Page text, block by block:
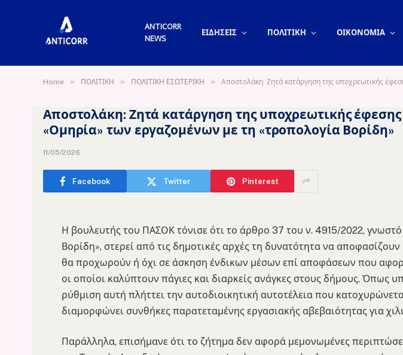
ANTICORR
NEWS
ΕΙΔΗΣΕΙΣ ΠΟΛΙΤΙΚΗ ΟΙΚΟΝΟΜΙΑ
Home » ΠΟΛΙΤΙΚΗ » ΠΟΛΙΤΙΚΗ ΕΣΩΤΕΡΙΚΗ » Αποστολάκη: Ζητά κατάργηση της υποχρεωτικής
Αποστολάκη: Ζητά κατάργηση της υποχρεωτικής
«Ομηρία» των εργαζομένων με τη «τροπολογία Βορίδη»
11/05/2026
Facebook Twitter Pinterest
Η βουλευτής του ΠΑΣΟΚ τόνισε ότι το άρθρο 37 του ν. 4915/2022,
Βορίδη», στερεί από τις δημοτικές αρχές τη δυνατότητα να
θα προχωρούν ή όχι σε άσκηση ένδικων μέσων επί αποφάσεων που
οι οποίοι καλύπτουν πάγιες και διαρκείς ανάγκες στους δήμους. Όπως
ρύθμιση αυτή πλήττει την αυτοδιοικητική αυτοτέλεια που
διαμορφώνει συνθήκες παρατεταμένης εργασιακής αβεβαιότητας για
Παράλληλα, επισήμανε ότι το ζήτημα δεν αφορά μεμονωμένες